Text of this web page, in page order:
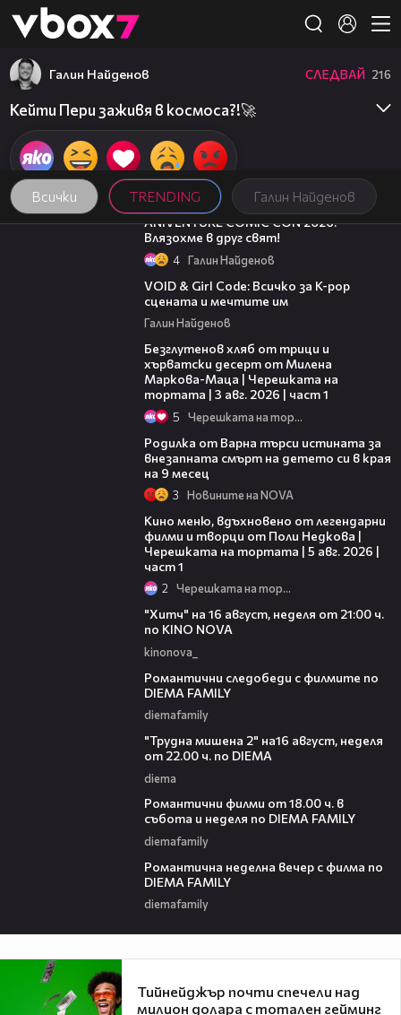
👾
Всички TRENDING Галин Найденов
Галин Найденов СЛЕДВАЙ 216
Кейти Пери заживя в космоса?!🚀
08:16
ANIVENTURE COMIC CON 2026:
Влязохме в друг свят!
4 Галин Найденов
VOID & Girl Code: Всичко за K-pop
сцената и мечтите им
Галин Найденов
Безглутенов хляб от трици и
хърватски десерт от Милена
Маркова-Маца | Черешката на
тортата | 3 авг. 2026 | част 1
5 Черешката на тортата
Родилка от Варна търси истината за
внезапната смърт на детето си в края
на 9 месец
3 Новините на NOVA
Кино меню, вдъхновено от легендарни
филми и творци от Поли Недкова |
Черешката на тортата | 5 авг. 2026 |
част 1
2 Черешката на тортата
"Хитч" на 16 август, неделя от 21:00 ч.
по KINO NOVA
kinonova_
Романтични следобеди с филмите по
DIEMA FAMILY
diemafamily
"Трудна мишена 2" на16 август, неделя
от 22.00 ч. по DIEMA
diema
Романтични филми от 18.00 ч. в
събота и неделя по DIEMA FAMILY
diemafamily
Романтичнa неделна вечер с филма по
DIEMA FAMILY
diemafamily
Тийнейджър почти спечели над
милион долара с тотален гейминг